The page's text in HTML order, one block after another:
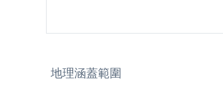
地理涵蓋範圍